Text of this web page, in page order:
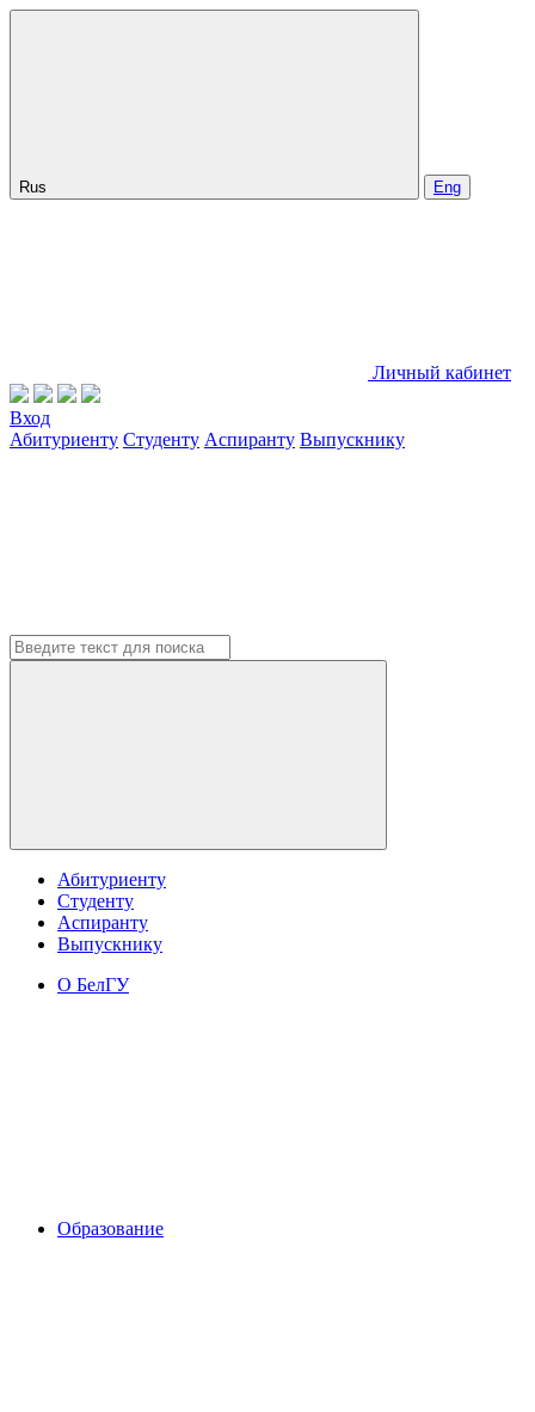
Rus Eng
Личный кабинет
Вход
Абитуриенту Студенту Аспиранту Выпускнику
Абитуриенту
Студенту
Аспиранту
Выпускнику
О БелГУ
Образование